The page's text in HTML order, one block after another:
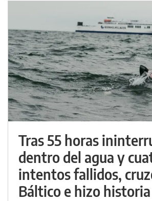
Tras 55 horas
dentro del agua y
intentos fallidos,
Báltico e hizo historia